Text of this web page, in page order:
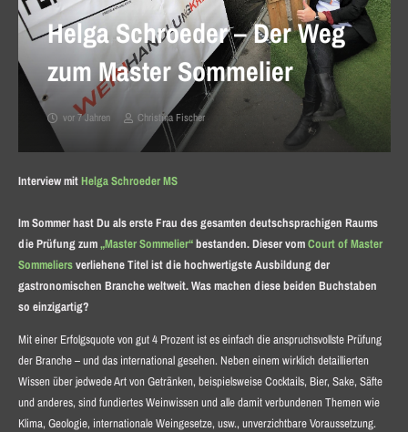
Helga Schroeder – Der Weg
zum Master Sommelier
vor 7 Jahren Christina Fischer
Interview mitHelga Schroeder MS
Im Sommer hast Du als erste Frau des gesamten deutschsprachigen Raums
die Prüfung zum„Master Sommelier“bestanden. Dieser vomCourt of Master
Sommeliersverliehene Titel ist die hochwertigste Ausbildung der
gastronomischen Branche weltweit. Was machen diese beiden Buchstaben
so einzigartig?
Mit einer Erfolgsquote von gut 4 Prozent ist es einfach die anspruchsvollste Prüfung
der Branche – und das international gesehen. Neben einem wirklich detaillierten
Wissen über jedwede Art von Getränken, beispielsweise Cocktails, Bier, Sake, Säfte
und anderes, sind fundiertes Weinwissen und alle damit verbundenen Themen wie
Klima, Geologie, internationale Weingesetze, usw., unverzichtbare Voraussetzung.